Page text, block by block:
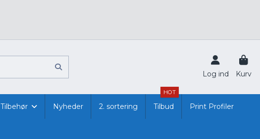
Log ind Kurv
Tilbehør Nyheder 2. sortering Tilbud
HOT
Print Profiler